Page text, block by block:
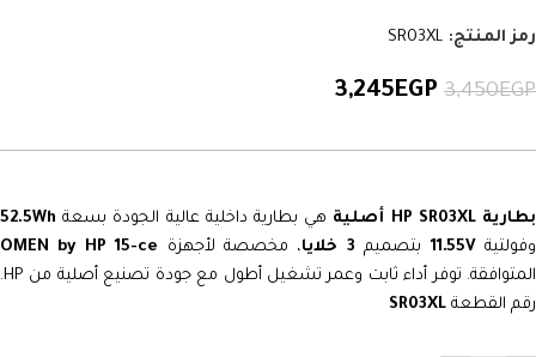
رمز المنتج: SR03XL
3,450EGP
3,245EGP
بطارية HP SR03XL أصلية هي بطارية داخلية عالية الجودة بسعة 52.5Wh
وفولتية 11.55V بتصميم 3 خلايا ، مخصصة لأجهزة OMEN by HP 15-ce
المتوافقة. توفر أداء ثابت وعمر تشغيل أطول مع جودة تصنيع أصلية من HP.
رقم القطعة SR03XL